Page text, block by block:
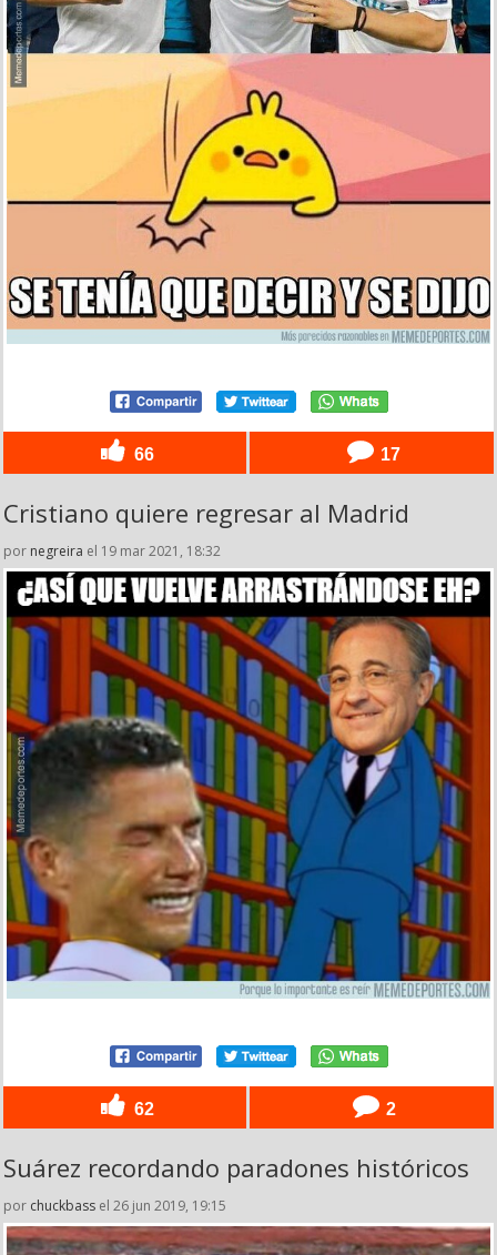
66 17
Cristiano quiere regresar al Madrid
por negreira el 19 mar 2021, 18:32
62 2
Suárez recordando paradones históricos
por chuckbass el 26 jun 2019, 19:15